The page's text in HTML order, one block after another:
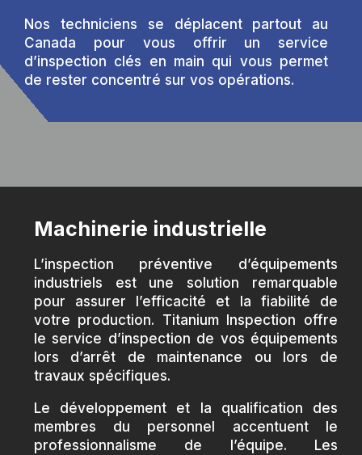
Nos techniciens se déplacent partout au
Canada pour vous offrir un service
d’inspection clés en main qui vous permet
de rester concentré sur vos opérations.
Machinerie industrielle
L’inspection préventive d’équipements
industriels est une solution remarquable
pour assurer l’efficacité et la fiabilité de
votre production. Titanium Inspection offre
le service d’inspection de vos équipements
lors d’arrêt de maintenance ou lors de
travaux spécifiques.
Le développement et la qualification des
membres du personnel accentuent le
professionnalisme de l’équipe. Les